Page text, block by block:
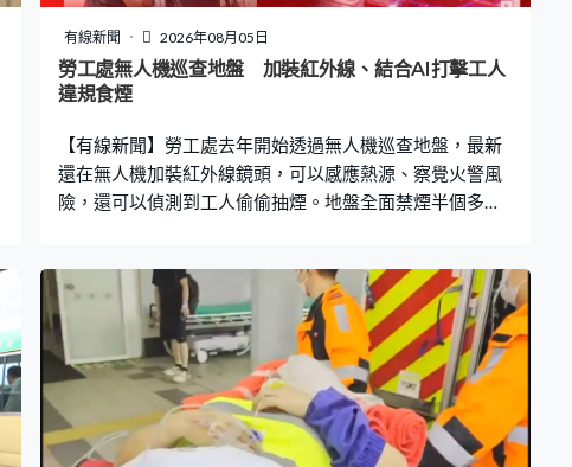
有線新聞 2026年08月05日
勞工處無人機巡查地盤 加裝紅外線、結合AI打擊工人
違規食煙
【有線新聞】勞工處去年開始透過無人機巡查地盤，最新
還在無人機加裝紅外線鏡頭，可以感應熱源、察覺火警風
險，還可以偵測到工人偷偷抽煙。地盤全面禁煙半個多月
鏡頭的無人機。當鏡頭偵測到地盤有熱源會出現紅點，加
上攝錄鏡頭拍攝到施工工序，就可以確認是正常工序抑或
有火警風險。偷偷在地盤內抽煙無人機一樣可以偵測到，
勞工處助理處長（職業安全）溫治平：「我們會調校紅點
溫度為60至80度，通常吸煙都會去到這個溫度，達到這個
範圍的溫度，就會在螢光幕出現紅點。當同事發現出現紅
點會進行搜證，包括是拍照和攝錄工作，同時透過螢幕留